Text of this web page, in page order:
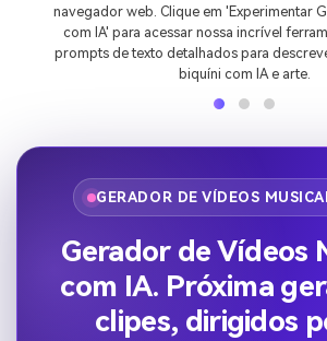
navegador web. Clique em 'Experimentar
com IA' para acessar nossa incrível
prompts de texto detalhados para
biquíni com IA e arte.
GERADOR DE VÍDEOS
Gerador de Vídeos
com IA. Próxima
clipes, dirigidos